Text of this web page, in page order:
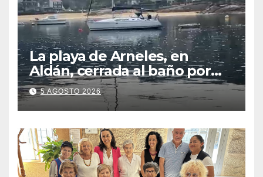
La playa de Arneles, en
Aldán, cerrada al baño por
contaminación del agua tras
detectarse restos fecales
5 AGOSTO 2026